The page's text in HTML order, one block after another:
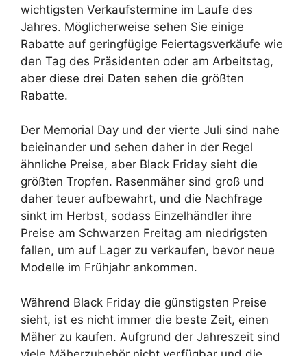
wichtigsten Verkaufstermine im Laufe des
Jahres. Möglicherweise sehen Sie einige
Rabatte auf geringfügige Feiertagsverkäufe wie
den Tag des Präsidenten oder am Arbeitstag,
aber diese drei Daten sehen die größten
Rabatte.
Der Memorial Day und der vierte Juli sind nahe
beieinander und sehen daher in der Regel
ähnliche Preise, aber Black Friday sieht die
größten Tropfen. Rasenmäher sind groß und
daher teuer aufbewahrt, und die Nachfrage
sinkt im Herbst, sodass Einzelhändler ihre
Preise am Schwarzen Freitag am niedrigsten
fallen, um auf Lager zu verkaufen, bevor neue
Modelle im Frühjahr ankommen.
Während Black Friday die günstigsten Preise
sieht, ist es nicht immer die beste Zeit, einen
Mäher zu kaufen. Aufgrund der Jahreszeit sind